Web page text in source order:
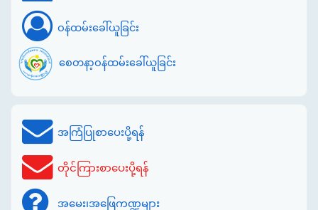
ဝန်ထမ်းခေါ်ယူခြင်း
စေတနာ့ဝန်ထမ်းခေါ်ယူခြင်း
အကြံပြုစာပေးပို့ရန်
တိုင်ကြားစာပေးပို့ရန်
အမေး၊အဖြေကဏ္ဍများ